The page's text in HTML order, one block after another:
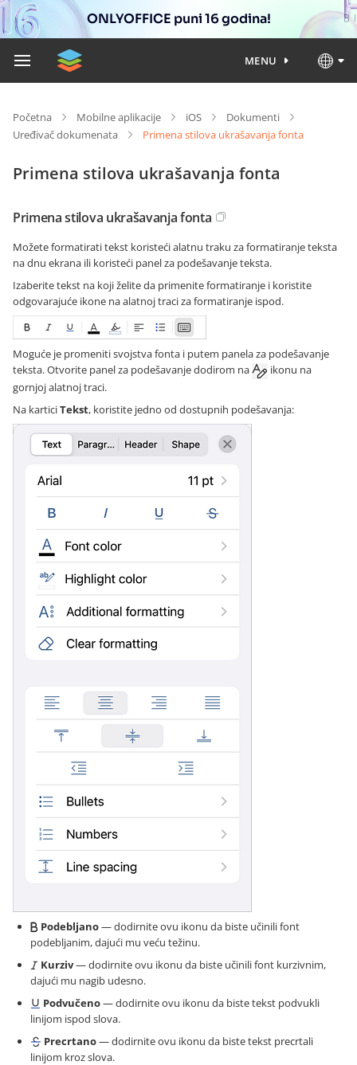
ONLYOFFICE puni 16 godina!
MENU
Početna Mobilne aplikacije iOS
Dokumenti
Uređivač dokumenata
Primena stilova ukrašavanja fonta
Primena stilova ukrašavanja fonta
Primena stilova ukrašavanja fonta
Možete formatirati tekst koristeći alatnu traku za formatiranje teksta
na dnu ekrana ili koristeći panel za podešavanje teksta.
Izaberite tekst na koji želite da primenite formatiranje i koristite
odgovarajuće ikone na alatnoj traci za formatiranje ispod.
Moguće je promeniti svojstva fonta i putem panela za podešavanje
teksta. Otvorite panel za podešavanje dodirom na
ikonu na
gornjoj alatnoj traci.
Na karticiTekst, koristite jedno od dostupnih podešavanja:
Podebljano— dodirnite ovu ikonu da biste učinili font
podebljanim, dajući mu veću težinu.
Kurziv— dodirnite ovu ikonu da biste učinili font kurzivnim,
dajući mu nagib udesno.
Podvučeno— dodirnite ovu ikonu da biste tekst podvukli
linijom ispod slova.
Precrtano— dodirnite ovu ikonu da biste tekst precrtali
linijom kroz slova.